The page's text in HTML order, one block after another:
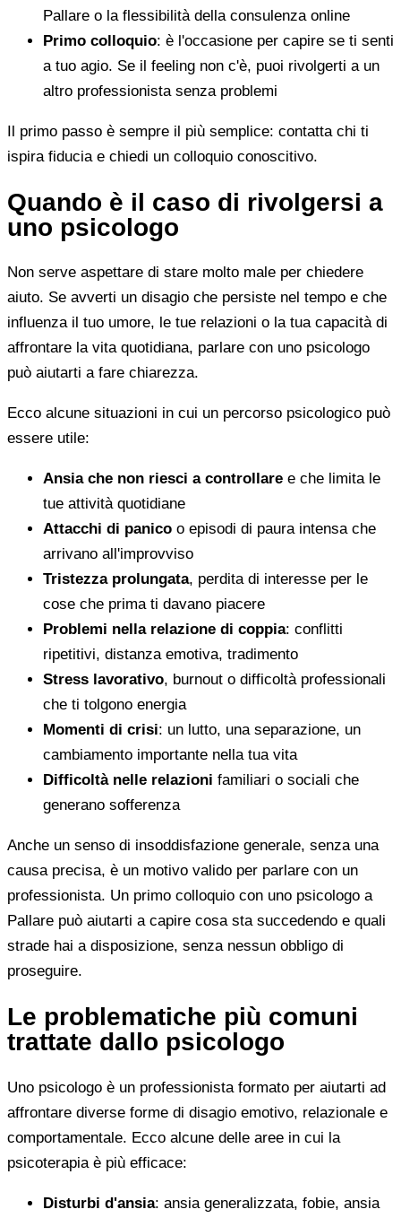
Pallare o la flessibilità della consulenza online
Primo colloquio: è l'occasione per capire se ti senti
a tuo agio. Se il feeling non c'è, puoi rivolgerti a un
altro professionista senza problemi
Il primo passo è sempre il più semplice: contatta chi ti
ispira fiducia e chiedi un colloquio conoscitivo.
Quando è il caso di rivolgersi a
uno psicologo
Non serve aspettare di stare molto male per chiedere
aiuto. Se avverti un disagio che persiste nel tempo e che
influenza il tuo umore, le tue relazioni o la tua capacità di
affrontare la vita quotidiana, parlare con uno psicologo
può aiutarti a fare chiarezza.
Ecco alcune situazioni in cui un percorso psicologico può
essere utile:
Ansia che non riesci a controllare e che limita le
tue attività quotidiane
Attacchi di panico o episodi di paura intensa che
arrivano all'improvviso
Tristezza prolungata, perdita di interesse per le
cose che prima ti davano piacere
Problemi nella relazione di coppia: conflitti
ripetitivi, distanza emotiva, tradimento
Stress lavorativo, burnout o difficoltà professionali
che ti tolgono energia
Momenti di crisi: un lutto, una separazione, un
cambiamento importante nella tua vita
Difficoltà nelle relazioni familiari o sociali che
generano sofferenza
Anche un senso di insoddisfazione generale, senza una
causa precisa, è un motivo valido per parlare con un
professionista. Un primo colloquio con uno psicologo a
Pallare può aiutarti a capire cosa sta succedendo e quali
strade hai a disposizione, senza nessun obbligo di
proseguire.
Le problematiche più comuni
trattate dallo psicologo
Uno psicologo è un professionista formato per aiutarti ad
affrontare diverse forme di disagio emotivo, relazionale e
comportamentale. Ecco alcune delle aree in cui la
psicoterapia è più efficace:
Disturbi d'ansia: ansia generalizzata, fobie, ansia